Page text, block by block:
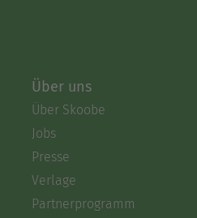
Über uns
Über Skoobe
Jobs
Presse
Verlage
Partnerprogramm